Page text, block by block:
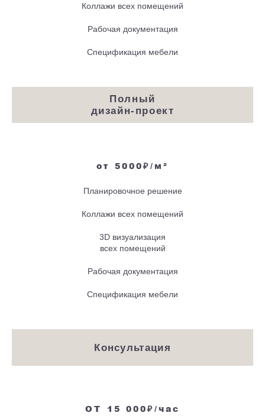
Коллажи всех помещений
Рабочая документация
Спецификация мебели
Полный
дизайн-проект
от 5000₽/м²
Планировочное решение
Коллажи всех помещений
3D визуализация
всех помещений
Рабочая документация
Спецификация мебели
Консультация
ОТ 15 000₽/час